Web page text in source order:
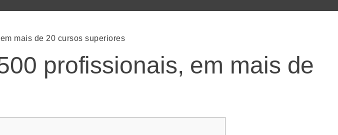
mais de 20 cursos superiores
profissionais, em mais de